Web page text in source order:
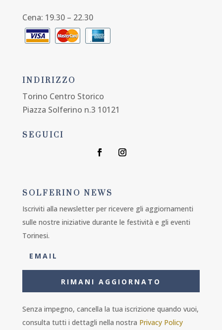
Cena: 19.30 – 22.30
INDIRIZZO
Torino Centro Storico
Piazza Solferino n.3 10121
SEGUICI
SOLFERINO NEWS
Iscriviti alla newsletter per ricevere gli aggiornamenti
sulle nostre iniziative durante le festività e gli eventi
Torinesi.
RIMANI AGGIORNATO
Senza impegno, cancella la tua iscrizione quando vuoi,
consulta tutti i dettagli nella nostra Privacy Policy